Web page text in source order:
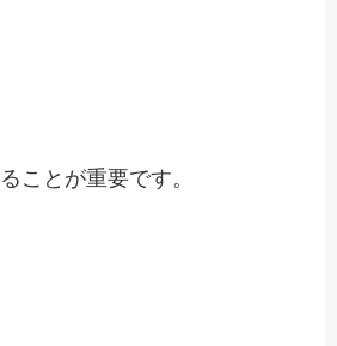
ことが重要です。